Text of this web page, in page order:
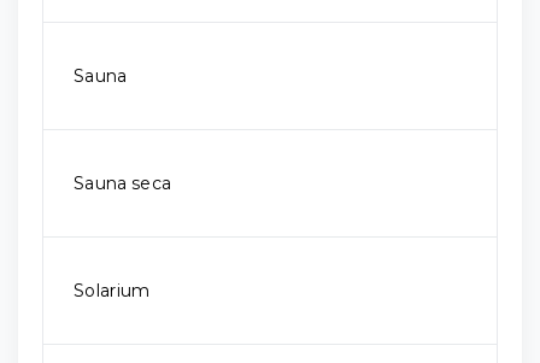
Sauna
Sauna seca
Solarium